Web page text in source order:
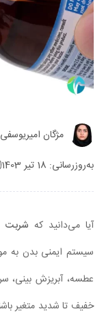
مژگان امیریوسفی
به‌روزرسانی: 18 تیر 1403
آیا می‌دانید که شربت
سیستم ایمنی بدن به
عطسه، آبریزش بینی،
خفیف تا شدید متغیر